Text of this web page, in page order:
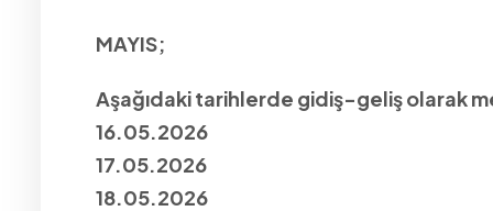
MAYIS;
Aşağıdaki tarihlerde gidiş-geliş olarak
16.05.2026
17.05.2026
18.05.2026